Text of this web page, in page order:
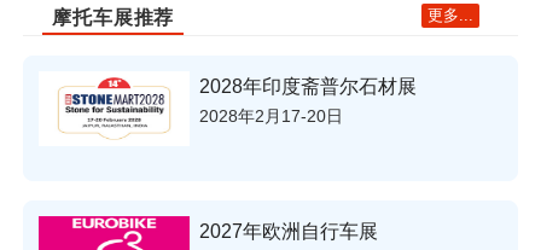
摩托车展推荐 更多...
2028年印度斋普尔石材展
2028年2月17-20日
2027年欧洲自行车展